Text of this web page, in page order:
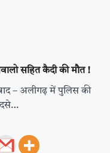
सहित कैदी की मौत !
– अलीगढ़ में पुलिस की